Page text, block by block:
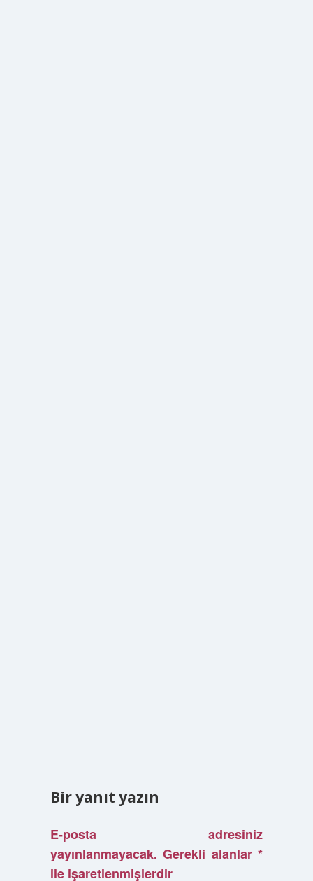
Bir yanıt yazın
E-posta adresiniz
yayınlanmayacak. Gerekli alanlar*
ile işaretlenmişlerdir